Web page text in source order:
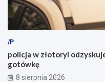
/P
policja w złotoryi
gotówkę
8 sierpnia 2026